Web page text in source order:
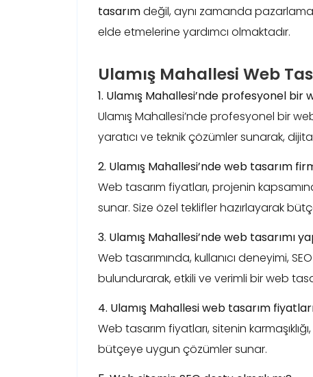
tasarımdeğil, aynı zamanda
elde etmelerine yardımcı olmaktadır.
Ulamış Mahallesi Web
1. Ulamış Mahallesi’nde profesyonel
Ulamış Mahallesi’nde profesyonel bir
yaratıcı ve teknik çözümler sunarak,
2. Ulamış Mahallesi’nde web tasarım
Web tasarım fiyatları, projenin
sunar. Size özel teklifler hazırlayarak
3. Ulamış Mahallesi’nde web tasarımı
Web tasarımında, kullanıcı deneyimi,
bulundurarak, etkili ve verimli bir web
4. Ulamış Mahallesi web tasarım
Web tasarım fiyatları, sitenin
bütçeye uygun çözümler sunar.